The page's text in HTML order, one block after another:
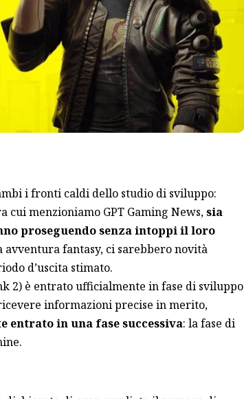
i fronti caldi dello studio di sviluppo:
cui menzioniamo GPT Gaming News,sia
proseguendo senza intoppi il loro
fantasy, ci sarebbero novità
d’uscita stimato.
2) è entrato ufficialmente in fase di sviluppo
informazioni precise in merito,
entrato in una fase successiva: la fase di